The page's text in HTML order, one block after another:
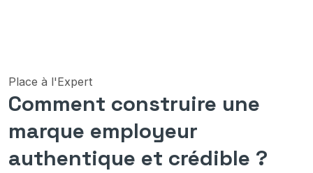
Place à l'Expert
Comment construire une
marque employeur
authentique et crédible ?